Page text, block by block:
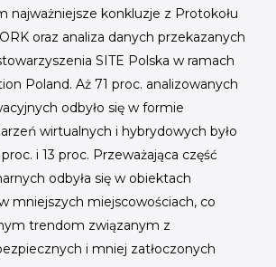
najważniejsze konkluzje z Protokołu
oraz analiza danych przekazanych
SITE Polska w ramach
Poland. Aż 71 proc. analizowanych
odbyło się w formie
wirtualnych i hybrydowych było
i 13 proc. Przeważająca część
odbyła się w obiektach
mniejszych miejscowościach, co
trendom związanym z
i mniej zatłoczonych